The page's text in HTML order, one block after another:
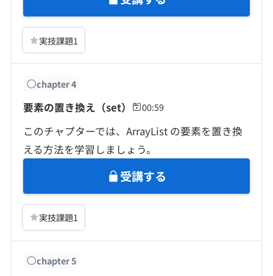
実技課題1
chapter4
要素の置き換え（set） 00:59
このチャプターでは、ArrayList の要素を置き換
える方法を学習しましょう。
受講する
実技課題1
chapter5